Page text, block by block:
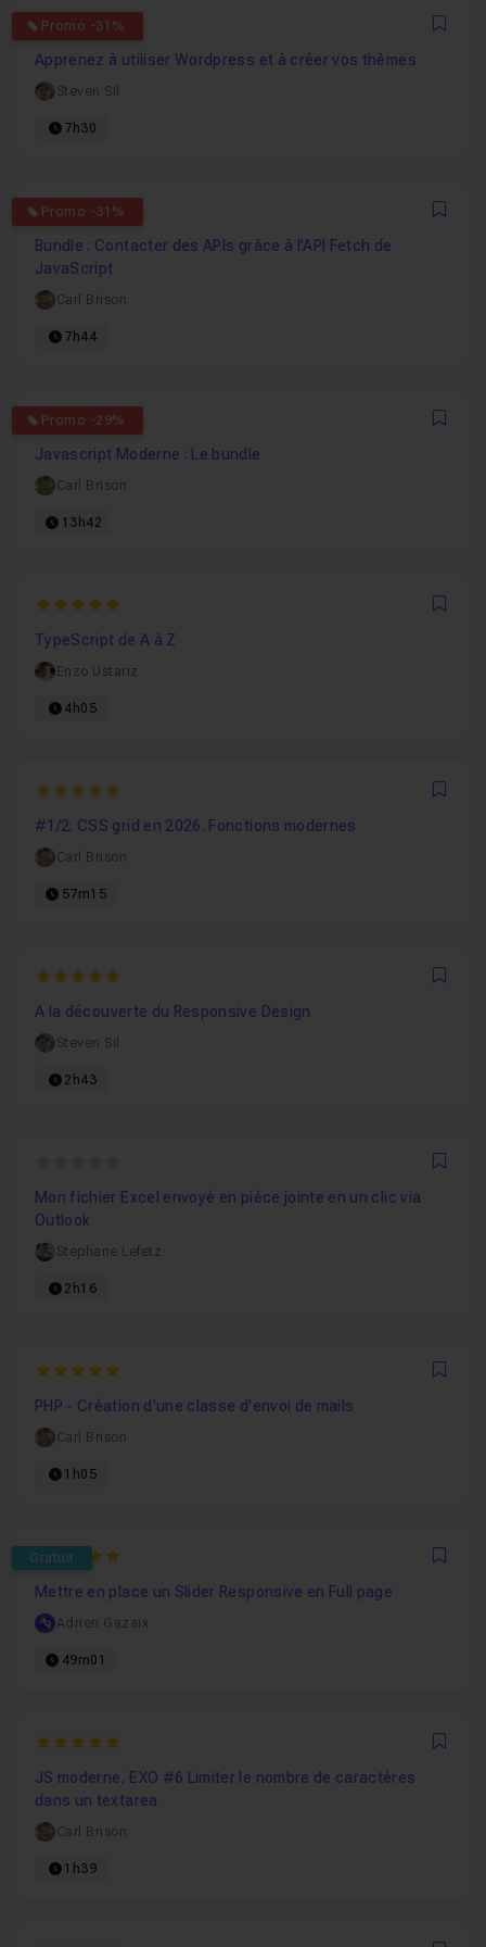
Promo -31%
4.8333333333333
Apprenez à utiliser Wordpress et à créer vos thèmes
Steven Sil
7h30
Promo -31%
0
Bundle : Contacter des APIs grâce à l'API Fetch de
JavaScript
Carl Brison
7h44
Promo -29%
4.9583333333333
Javascript Moderne : Le bundle
Carl Brison
13h42
5
TypeScript de A à Z
Enzo Ustariz
4h05
5
#1/2: CSS grid en 2026. Fonctions modernes
Carl Brison
57m15
5
A la découverte du Responsive Design
Steven Sil
2h43
Mon fichier Excel envoyé en pièce jointe en un clic via
Outlook
Stephane Lefetz
2h16
5
PHP - Création d'une classe d'envoi de mails
Carl Brison
1h05
Gratuit
5
Mettre en place un Slider Responsive en Full page
Adrien Gazaix
49m01
5
JS moderne, EXO #6 Limiter le nombre de caractères
dans un textarea
Carl Brison
1h39